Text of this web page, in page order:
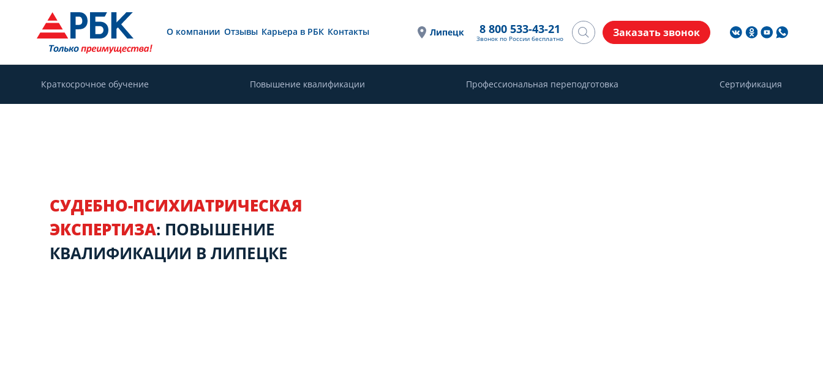
СУДЕБНО-ПСИХИАТРИЧЕСКАЯ
ЭКСПЕРТИЗА: ПОВЫШЕНИЕ
КВАЛИФИКАЦИИ В ЛИПЕЦКЕ
О компании Отзывы Карьера в РБК Контакты Липецк 8 800 533-43-21
Звонок по России бесплатно Заказать звонок
Краткосрочное обучение Повышение квалификации Профессиональная переподготовка Сертификация